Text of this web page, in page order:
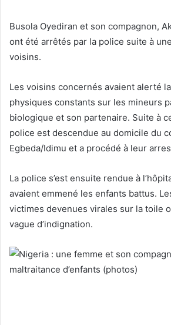
Busola Oyediran et son compagnon,
ont été arrêtés par la police suite à
voisins.
Les voisins concernés avaient alerté
physiques constants sur les mineurs
biologique et son partenaire. Suite à
police est descendue au domicile du
Egbeda/Idimu et a procédé à leur
La police s’est ensuite rendue à
avaient emmené les enfants battus.
victimes devenues virales sur la toile
vague d’indignation.